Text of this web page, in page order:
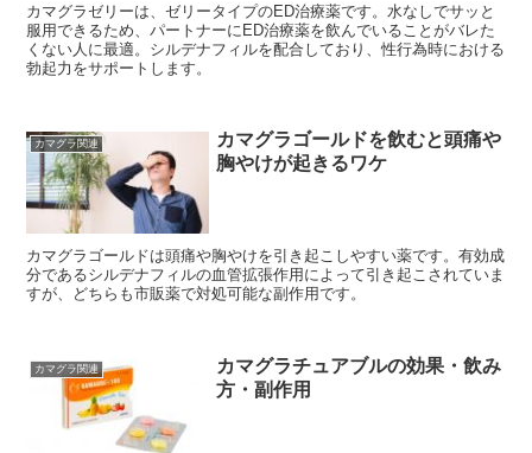
カマグラゼリーは、ゼリータイプのED治療薬です。水なしでサッと
服用できるため、パートナーにED治療薬を飲んでいることがバレた
くない人に最適。シルデナフィルを配合しており、性行為時における
勃起力をサポートします。
カマグラ関連
カマグラゴールドを飲むと頭痛や
胸やけが起きるワケ
カマグラゴールドは頭痛や胸やけを引き起こしやすい薬です。有効成
分であるシルデナフィルの血管拡張作用によって引き起こされていま
すが、どちらも市販薬で対処可能な副作用です。
カマグラ関連
カマグラチュアブルの効果・飲み
方・副作用